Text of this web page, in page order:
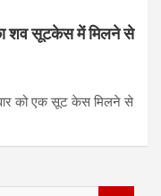
शव सूटकेस में मिलने से
को एक सूट केस मिलने से